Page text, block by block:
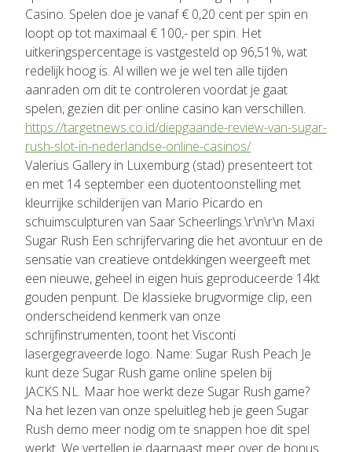
Casino. Spelen doe je vanaf € 0,20 cent per spin en
loopt op tot maximaal € 100,- per spin. Het
uitkeringspercentage is vastgesteld op 96,51%, wat
redelijk hoog is. Al willen we je wel ten alle tijden
aanraden om dit te controleren voordat je gaat
spelen, gezien dit per online casino kan verschillen.
https://targetnews.co.id/diepgaande-review-van-sugar-
rush-slot-in-nederlandse-online-casinos/
Valerius Gallery in Luxemburg (stad) presenteert tot
en met 14 september een duotentoonstelling met
kleurrijke schilderijen van Mario Picardo en
schuimsculpturen van Saar Scheerlings.\r\n\r\n Maxi
Sugar Rush Een schrijfervaring die het avontuur en de
sensatie van creatieve ontdekkingen weergeeft met
een nieuwe, geheel in eigen huis geproduceerde 14kt
gouden penpunt. De klassieke brugvormige clip, een
onderscheidend kenmerk van onze
schrijfinstrumenten, toont het Visconti
lasergegraveerde logo. Name: Sugar Rush Peach Je
kunt deze Sugar Rush game online spelen bij
JACKS.NL. Maar hoe werkt deze Sugar Rush game?
Na het lezen van onze speluitleg heb je geen Sugar
Rush demo meer nodig om te snappen hoe dit spel
werkt. We vertellen je daarnaast meer over de bonus